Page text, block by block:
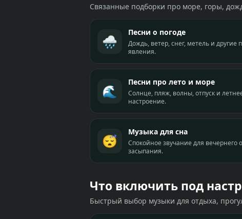
Связанные подборки про море, горы,
🌧️
Песни о погоде
Дождь, ветер, снег, метель и другие
явления.
🌊
Песни про лето и море
Солнце, пляж, волны, отпуск и
настроение.
😴
Музыка для сна
Спокойное звучание для вечернего
засыпания.
Что включить под
Быстрый выбор музыки для отдыха,